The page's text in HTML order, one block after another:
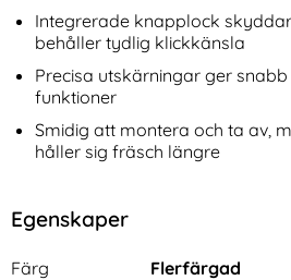
Integrerade knapplock
behåller tydlig klickkänsla
Precisa utskärningar ger
funktioner
Smidig att montera och ta av,
håller sig fräsch längre
Egenskaper
Egenskaper/attribut för denna
Attribut
Färg
Flerfärgad